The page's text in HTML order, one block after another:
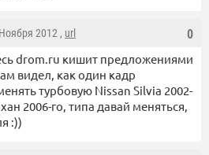
0
2012 , url
drom.ru кишит предложениями
видел, как один кадр
турбовую Nissan Silvia 2002-
2006-го, типа давай меняться,
:))